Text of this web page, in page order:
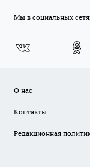
Мы в социальных
О нас
Контакты
Редакционная